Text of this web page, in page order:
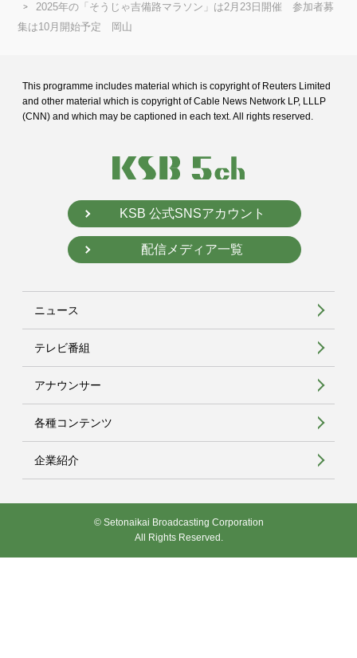
2025年の「そうじゃ吉備路マラソン」は2月23日開催 参加者募
集は10月開始予定 岡山
This programme includes material which is copyright of Reuters Limited
and other material which is copyright of Cable News Network LP, LLLP
(CNN) and which may be captioned in each text. All rights reserved.
KSB 公式SNSアカウント
配信メディア一覧
ニュース
テレビ番組
アナウンサー
各種コンテンツ
企業紹介
© Setonaikai Broadcasting Corporation
All Rights Reserved.